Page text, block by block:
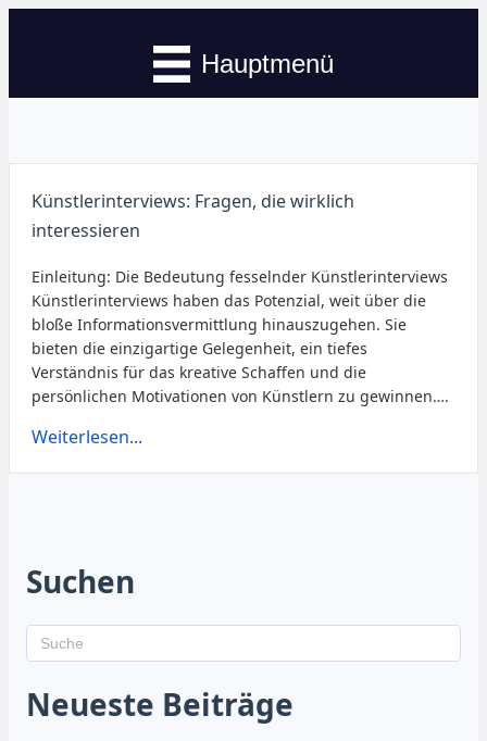
Hauptmenü
Künstlerinterviews: Fragen, die wirklich
interessieren
Einleitung: Die Bedeutung fesselnder Künstlerinterviews
Künstlerinterviews haben das Potenzial, weit über die
bloße Informationsvermittlung hinauszugehen. Sie
bieten die einzigartige Gelegenheit, ein tiefes
Verständnis für das kreative Schaffen und die
persönlichen Motivationen von Künstlern zu gewinnen….
Weiterlesen...
Suchen
Neueste Beiträge